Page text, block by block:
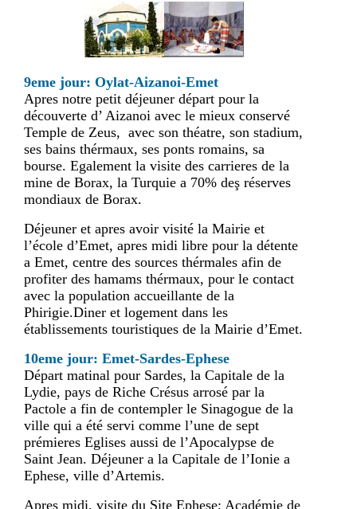
9eme jour: Oylat-Aizanoi-Emet
Apres notre petit déjeuner départ pour la
découverte d’ Aizanoi avec le mieux conservé
Temple de Zeus, avec son théatre, son stadium,
ses bains thérmaux, ses ponts romains, sa
bourse. Egalement la visite des carrieres de la
mine de Borax, la Turquie a 70% deş réserves
mondiaux de Borax.
Déjeuner et apres avoir visité la Mairie et
l’école d’Emet, apres midi libre pour la détente
a Emet, centre des sources thérmales afin de
profiter des hamams thérmaux, pour le contact
avec la population accueillante de la
Phirigie.Diner et logement dans les
établissements touristiques de la Mairie d’Emet.
10eme jour: Emet-Sardes-Ephese
Départ matinal pour Sardes, la Capitale de la
Lydie, pays de Riche Crésus arrosé par la
Pactole a fin de contempler le Sinagogue de la
ville qui a été servi comme l’une de sept
prémieres Eglises aussi de l’Apocalypse de
Saint Jean. Déjeuner a la Capitale de l’Ionie a
Ephese, ville d’Artemis.
Apres midi, visite du Site Ephese; Académie de